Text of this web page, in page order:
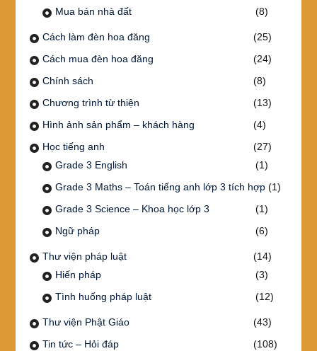
Mua bán nhà đất (8)
Cách làm đèn hoa đăng
(25)
Cách mua đèn hoa đăng
(24)
Chính sách
(8)
Chương trình từ thiện
(13)
Hình ảnh sản phẩm – khách hàng
(4)
Học tiếng anh
(27)
Grade 3 English
(1)
Grade 3 Maths – Toán tiếng anh lớp 3 tích hợp(1)
Grade 3 Science – Khoa học lớp 3
(1)
Ngữ pháp
(6)
Thư viện pháp luật
(14)
Hiến pháp
(3)
Tình huống pháp luật
(12)
Thư viện Phật Giáo
(43)
Tin tức – Hỏi đáp
(108)